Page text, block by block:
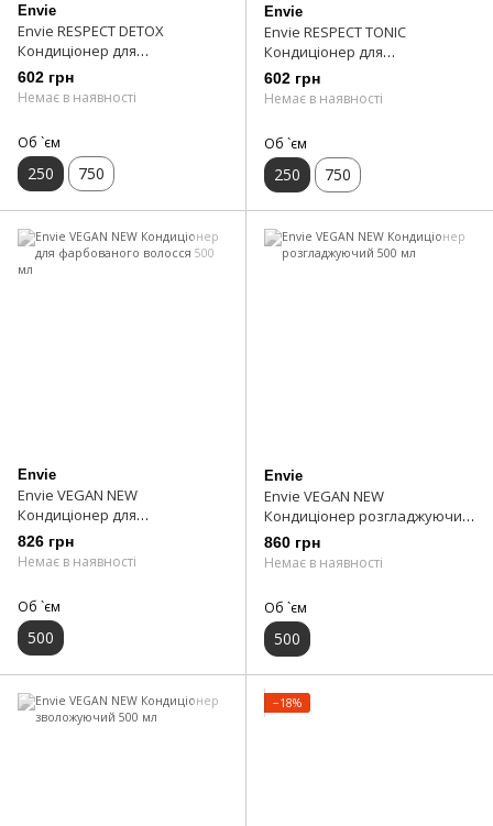
Envie
Envie RESPECT DETOX
Кондиціонер для
фарбованого волосся 250 мл
602 грн
Немає в наявності
Об `єм
250 750
Envie
Envie RESPECT TONIC
Кондиціонер для
фарбованого волосся 250 мл
602 грн
Немає в наявності
Об `єм
250 750
Envie
Envie VEGAN NEW
Кондиціонер для
фарбованого волосся 500 мл
826 грн
Немає в наявності
Об `єм
500
Envie
Envie VEGAN NEW
Кондиціонер розгладжуючий
500 мл
860 грн
Немає в наявності
Об `єм
500
−18%